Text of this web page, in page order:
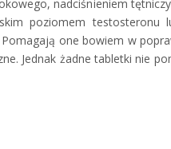
nadciśnieniem
poziomem testosteronu
one bowiem w
Jednak żadne tabletki nie